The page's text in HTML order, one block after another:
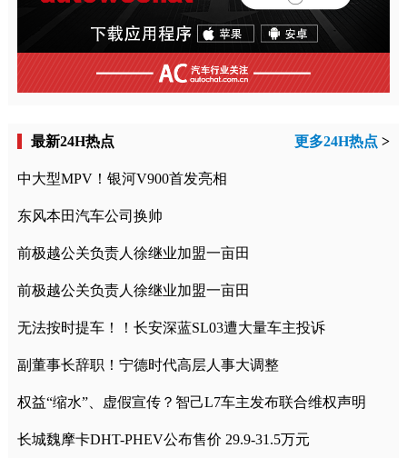
最新24H热点 更多24H热点 >
中大型MPV！银河V900首发亮相
东风本田汽车公司换帅
前极越公关负责人徐继业加盟一亩田
前极越公关负责人徐继业加盟一亩田
无法按时提车！！长安深蓝SL03遭大量车主投诉
副董事长辞职！宁德时代高层人事大调整
权益“缩水”、虚假宣传？智己L7车主发布联合维权声明
长城魏摩卡DHT-PHEV公布售价 29.9-31.5万元